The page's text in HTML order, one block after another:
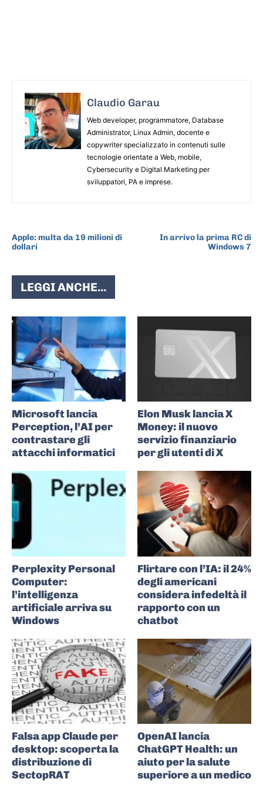
Claudio Garau
Web developer, programmatore, Database
Administrator, Linux Admin, docente e
copywriter specializzato in contenuti sulle
tecnologie orientate a Web, mobile,
Cybersecurity e Digital Marketing per
sviluppatori, PA e imprese.
Apple: multa da 19 milioni di
dollari
In arrivo la prima RC di
Windows 7
LEGGI ANCHE...
Microsoft lancia
Perception, l’AI per
contrastare gli
attacchi informatici
Elon Musk lancia X
Money: il nuovo
servizio finanziario
per gli utenti di X
Perplexity Personal
Computer:
l’intelligenza
artificiale arriva su
Windows
Flirtare con l’IA: il 24%
degli americani
considera infedeltà il
rapporto con un
chatbot
Falsa app Claude per
desktop: scoperta la
distribuzione di
SectopRAT
OpenAI lancia
ChatGPT Health: un
aiuto per la salute
superiore a un medico